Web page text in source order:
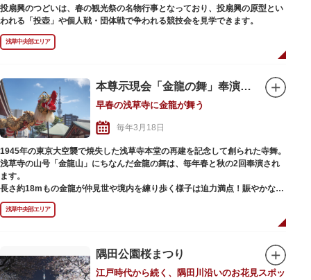
投扇興のつどいは、春の観光祭の名物行事となっており、投扇興の原型とい
われる「投壺」や個人戦・団体戦で争われる競技会を見学できます。
浅草中央部エリア
本尊示現会「金龍の舞」奉演（春）
早春の浅草寺に金龍が舞う
毎年3月18日
1945年の東京大空襲で焼失した浅草寺本堂の再建を記念して創られた寺舞。
浅草寺の山号「金龍山」にちなんだ金龍の舞は、毎年春と秋の2回奉演され
ます。
長さ約18mもの金龍が仲見世や境内を練り歩く様子は迫力満点！賑やかなお
囃子とともに、勇ましく、力強く、まるで生きているかのように華やかな舞
が繰り広げられます。行列の先頭を歩くのは、観音様を象徴する「蓮華珠
（れんげしゅ）」。蓮華珠を守護する88kgの金龍を、8人で自在に操る巧み
浅草中央部エリア
隅田公園桜まつり
江戸時代から続く、隅田川沿いのお花見スポッ